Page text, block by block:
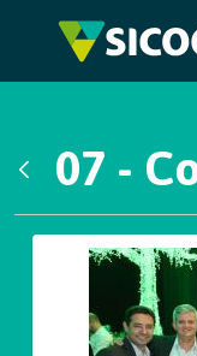
Pular para o
07 -
Galeria de Mídias